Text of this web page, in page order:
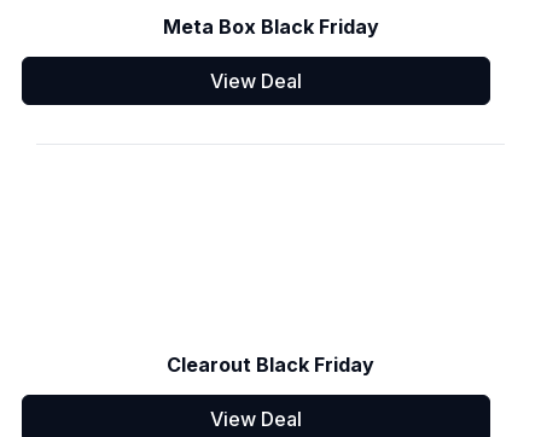
Meta Box Black Friday
View Deal
Clearout Black Friday
View Deal